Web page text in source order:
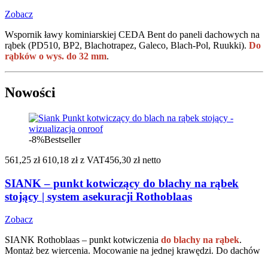
Zobacz
Wspornik ławy kominiarskiej CEDA Bent do paneli dachowych na
rąbek (PD510, BP2, Blachotrapez, Galeco, Blach-Pol, Ruukki). Do
rąbków o wys. do 32 mm.
Nowości
-8%Bestseller
561,25 zł 610,18 zł z VAT456,30 zł netto
SIANK – punkt kotwiczący do blachy na rąbek
stojący | system asekuracji Rothoblaas
Zobacz
SIANK Rothoblaas – punkt kotwiczenia do blachy na rąbek.
Montaż bez wiercenia. Mocowanie na jednej krawędzi. Do dachów